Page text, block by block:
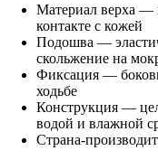
Материал верха —
контакте с кожей
Подошва —
скольжение на
Фиксация —
ходьбе
Конструкция —
водой и влажной
Страна-